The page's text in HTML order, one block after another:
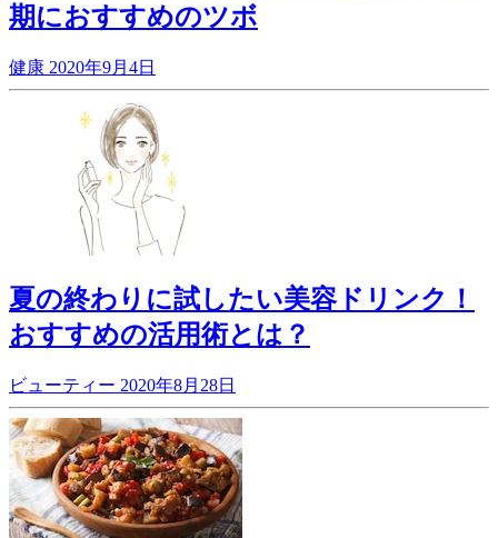
期におすすめのツボ
健康 2020年9月4日
夏の終わりに試したい美容ドリンク！
おすすめの活用術とは？
ビューティー 2020年8月28日